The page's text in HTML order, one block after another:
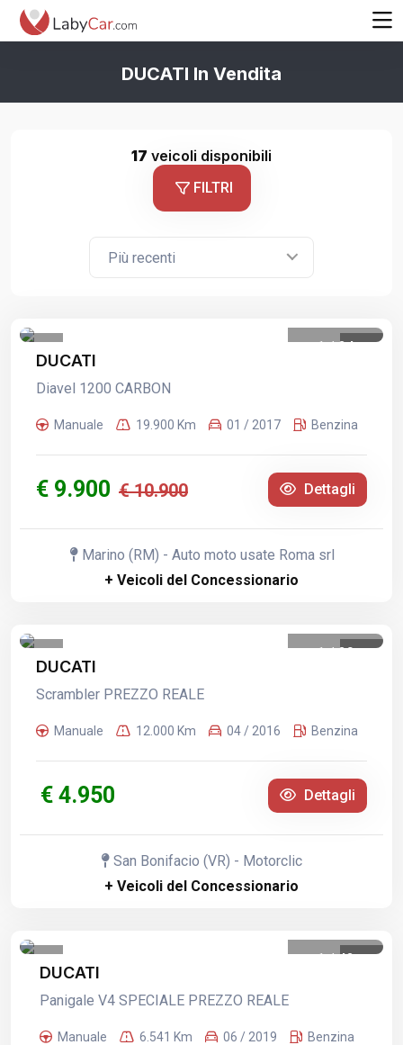
DUCATI In Vendita
17 veicoli disponibili
FILTRI
Più recenti
1 /24
DUCATI
Diavel 1200 CARBON
Manuale 19.900 Km 01 / 2017 Benzina
€ 9.900 € 10.900 Dettagli
Marino (RM) - Auto moto usate Roma srl
+ Veicoli del Concessionario
1 /29
DUCATI
Scrambler PREZZO REALE
Manuale 12.000 Km 04 / 2016 Benzina
€ 4.950 Dettagli
San Bonifacio (VR) - Motorclic
+ Veicoli del Concessionario
1 /42
DUCATI
Panigale V4 SPECIALE PREZZO REALE
Manuale 6.541 Km 06 / 2019 Benzina